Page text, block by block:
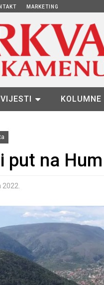
MARKETING
VIJESTI KOLUMNE
put na Hum